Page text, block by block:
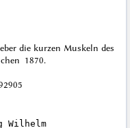
die kurzen Muskeln des
1870.
Wilhelm